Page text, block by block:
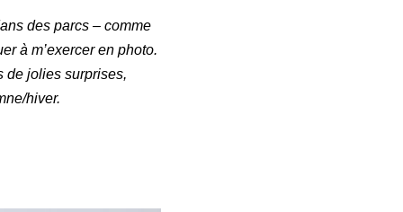
des parcs – comme
à m’exercer en photo.
de jolies surprises,
hiver.